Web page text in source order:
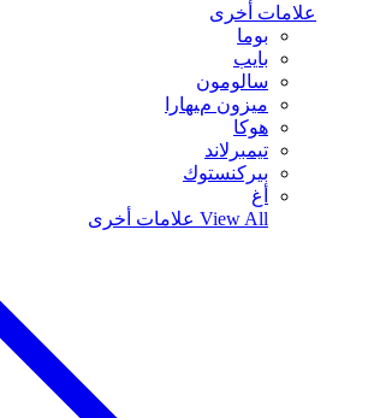
علامات أخرى
بوما
بايب
سالومون
ميزون ميهارا
هوكا
تيمبرلاند
بيركنستوك
أغ
View All علامات أخرى